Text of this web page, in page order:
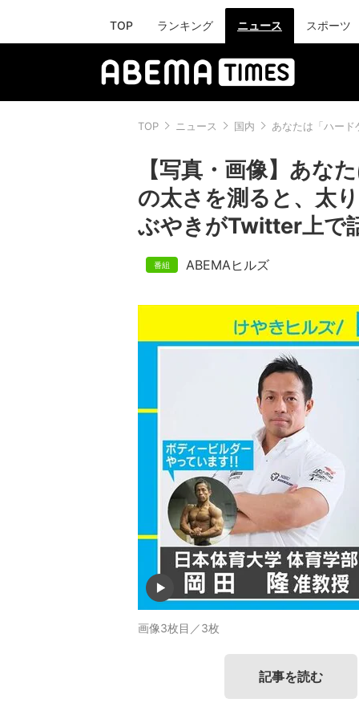
TOP ランキング ニュース スポーツ
TOP ニュース 国内 あなたは「ハー
【写真・画像】あな
の太さを測ると、太
ぶやきがTwitter上で
ABEMAヒルズ
画像3枚目／3枚
記事を読む